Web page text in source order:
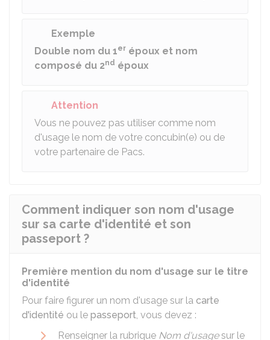
Exemple
Double nom du 1er époux et nom
composé du 2nd époux
Attention
Vous ne pouvez pas utiliser comme nom
d'usage le nom de votre concubin(e) ou de
votre partenaire de Pacs.
Comment indiquer son nom d'usage
sur sa carte d'identité et son
passeport ?
Première mention du nom d'usage sur le titre
d'identité
Pour faire figurer un nom d'usage sur la carte
d'identité ou le passeport, vous devez :
Renseigner la rubrique Nom d'usagesur le